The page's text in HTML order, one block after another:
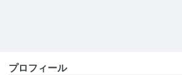
プロフィール